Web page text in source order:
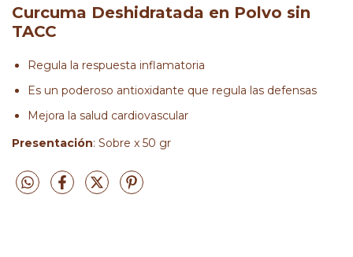
Curcuma Deshidratada en Polvo sin
TACC
Regula la respuesta inflamatoria
Es un poderoso antioxidante que regula las defensas
Mejora la salud cardiovascular
Presentación: Sobre x 50 gr